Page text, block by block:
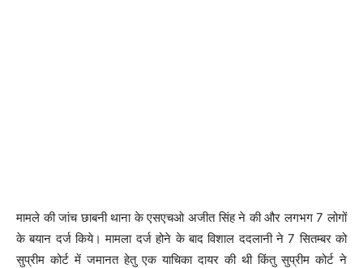
मामले की जांच छाबनी थाना के एसएचओ अजीत सिंह ने की और लगभग 7 लोगों
के बयान दर्ज किये। मामला दर्ज होने के बाद विशाल ददलानी ने 7 सितम्बर को
सुप्रीम कोर्ट में जमानत हेतु एक याचिका दायर की थी किंतु सुप्रीम कोर्ट ने